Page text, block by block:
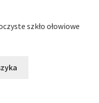
szkło ołowiowe